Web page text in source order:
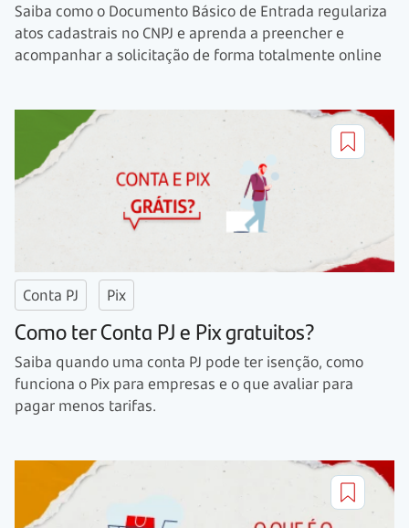
Saiba como o Documento Básico de Entrada regulariza
atos cadastrais no CNPJ e aprenda a preencher e
acompanhar a solicitação de forma totalmente online
Conta PJ Pix
Como ter Conta PJ e Pix gratuitos?
Saiba quando uma conta PJ pode ter isenção, como
funciona o Pix para empresas e o que avaliar para
pagar menos tarifas.